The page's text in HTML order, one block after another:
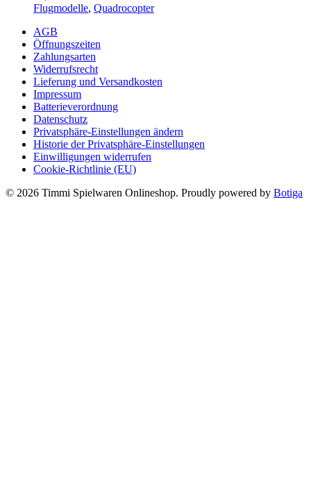
Flugmodelle, Quadrocopter
AGB
Öffnungszeiten
Zahlungsarten
Widerrufsrecht
Lieferung und Versandkosten
Impressum
Batterieverordnung
Datenschutz
Privatsphäre-Einstellungen ändern
Historie der Privatsphäre-Einstellungen
Einwilligungen widerrufen
Cookie-Richtlinie (EU)
© 2026 Timmi Spielwaren Onlineshop. Proudly powered by Botiga